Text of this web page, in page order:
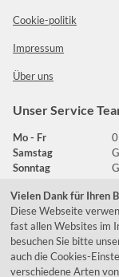
Cookie-politik
Impressum
Über uns
Unser Service
Mo - Fr
Samstag
Sonntag
Häufig
039292 -
Vielen Dank für Ihren
Diese Webseite
fast allen Websites im
besuchen Sie bitte
auch die Cookies-
verschiedene Arten